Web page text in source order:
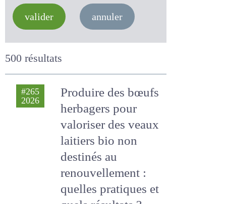
valider annuler
500 résultats
#265
Produire des
bœufs herbagers
pour valoriser des
veaux laitiers bio
non destinés au
renouvellement :